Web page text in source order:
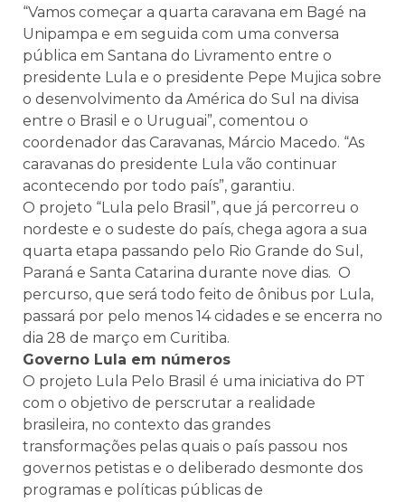
“Vamos começar a quarta caravana em Bagé na
Unipampa e em seguida com uma conversa
pública em Santana do Livramento entre o
presidente Lula e o presidente Pepe Mujica sobre
o desenvolvimento da América do Sul na divisa
entre o Brasil e o Uruguai”, comentou o
coordenador das Caravanas, Márcio Macedo. “As
caravanas do presidente Lula vão continuar
acontecendo por todo país”, garantiu.
O projeto “Lula pelo Brasil”, que já percorreu o
nordeste e o sudeste do país, chega agora a sua
quarta etapa passando pelo Rio Grande do Sul,
Paraná e Santa Catarina durante nove dias. O
percurso, que será todo feito de ônibus por Lula,
passará por pelo menos 14 cidades e se encerra no
dia 28 de março em Curitiba.
Governo Lula em números
O projeto Lula Pelo Brasil é uma iniciativa do PT
com o objetivo de perscrutar a realidade
brasileira, no contexto das grandes
transformações pelas quais o país passou nos
governos petistas e o deliberado desmonte dos
programas e políticas públicas de